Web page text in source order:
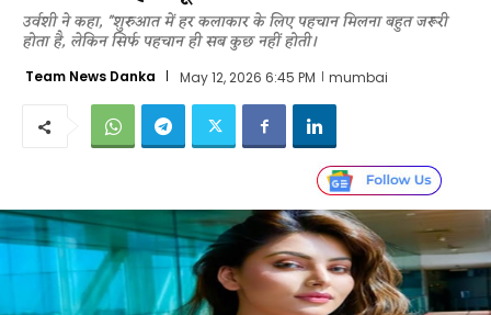
उर्वशी ने कहा, ''शुरुआत में हर कलाकार के लिए पहचान मिलना बहुत जरूरी
होता है, लेकिन सिर्फ पहचान ही सब कुछ नहीं होती।
Team News Danka May 12, 2026 6:45 PM mumbai